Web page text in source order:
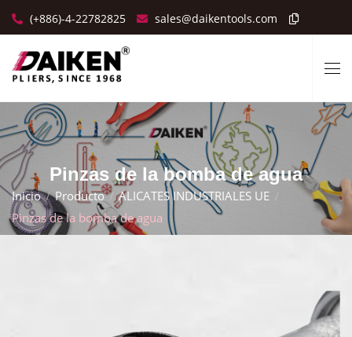
(+886)-4-22782825 sales@daikentools.com
Pinzas de la bomba de agua
Inicio Producto
ALICATES INDUSTRIALES UE
Pinzas de la bomba de agua